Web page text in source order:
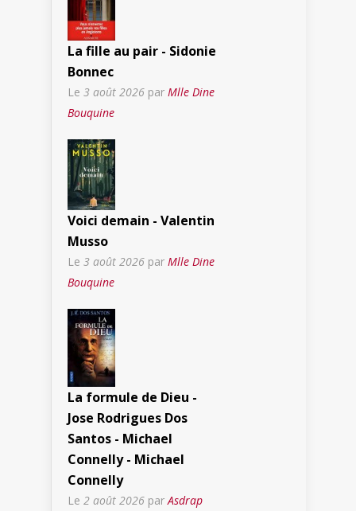
La fille au pair - Sidonie
Bonnec
Le 3 août 2026 par Mlle Dine
Bouquine
Voici demain - Valentin
Musso
Le 3 août 2026 par Mlle Dine
Bouquine
La formule de Dieu -
Jose Rodrigues Dos
Santos - Michael
Connelly - Michael
Connelly
Le 2 août 2026 parAsdrap